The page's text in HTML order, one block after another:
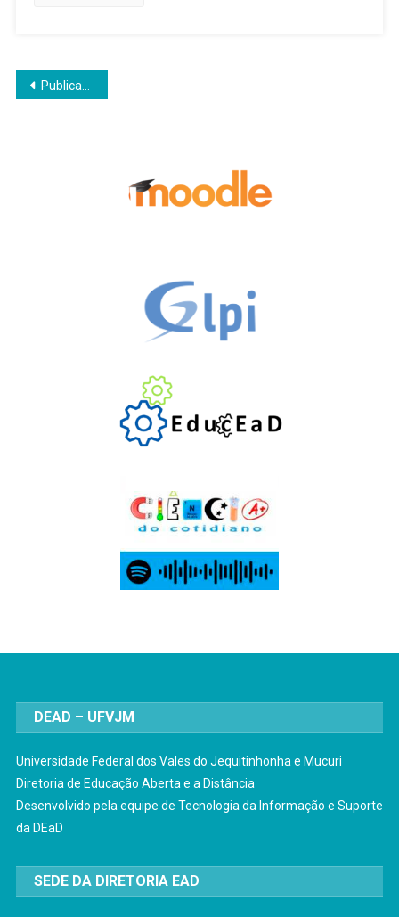
Navegação
Publicações mais antigas
DEAD – UFVJM
Universidade Federal dos Vales do Jequitinhonha e Mucuri
Diretoria de Educação Aberta e a Distância
Desenvolvido pela equipe de Tecnologia da Informação e Suporte
da DEaD
SEDE DA DIRETORIA EAD